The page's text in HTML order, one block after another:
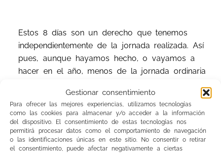
Gestionar consentimiento
Para ofrecer las mejores experiencias, utilizamos tecnologías
como las cookies para almacenar y/o acceder a la información
del dispositivo. El consentimiento de estas tecnologías nos
permitirá procesar datos como el comportamiento de navegación
o las identificaciones únicas en este sitio. No consentir o retirar
el consentimiento, puede afectar negativamente a ciertas
Estos 8 días son un derecho que tenemos
independientemente de la jornada realizada. Así
pues, aunque hayamos hecho, o vayamos a
hacer en el año, menos de la jornada ordinaria
disfrutar de esos 8 días. En años anteriores les
había pasado a algunos compañeros que,
desde la dirección, les decían que no podían
disfrutar los días de LD porque no habían
generado exceso de jornada: NO ES